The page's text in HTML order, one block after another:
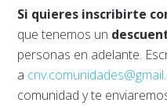
Si quieres inscribirte
que tenemos un
personas en adelante.
a
comunidad y te